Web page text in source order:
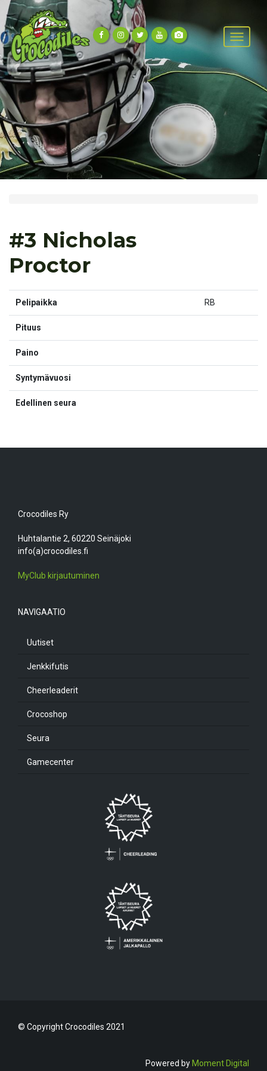
#3 Nicholas
Proctor
Pelipaikka RB
Pituus
Paino
Syntymävuosi
Edellinen seura
Crocodiles Ry
Huhtalantie 2, 60220 Seinäjoki
info(a)crocodiles.fi
MyClub kirjautuminen
NAVIGAATIO
Uutiset
Jenkkifutis
Cheerleaderit
Crocoshop
Seura
Gamecenter
© Copyright Crocodiles 2021
Powered by Moment Digital